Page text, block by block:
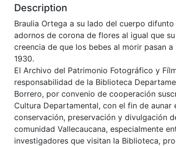
Description
Braulia Ortega a su lado del cuerpo
adornos de corona de flores al igual que
creencia de que los bebes al morir pasan a
1930.
El Archivo del Patrimonio Fotográfico y
responsabilidad de la Biblioteca
Borrero, por convenio de cooperación
Cultura Departamental, con el fin de aunar
conservación, preservación y divulgación
comunidad Vallecaucana, especialmente
investigadores que visitan la Biblioteca,